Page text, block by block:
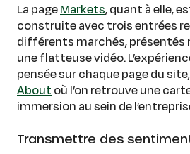
La pageMarkets, quant à elle,
construite avec trois entrées
différents marchés, présentés
une flatteuse vidéo.
pensée sur chaque page du
About où l’on retrouve une
immersion au sein de
Transmettre des